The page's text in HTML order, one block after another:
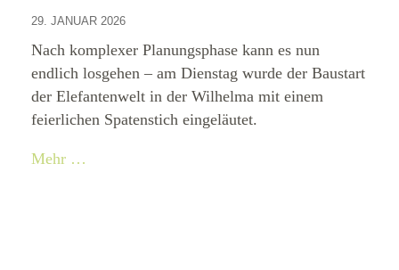
29. JANUAR 2026
Nach komplexer Planungsphase kann es nun
endlich losgehen – am Dienstag wurde der Baustart
der Elefantenwelt in der Wilhelma mit einem
feierlichen Spatenstich eingeläutet.
Mehr …